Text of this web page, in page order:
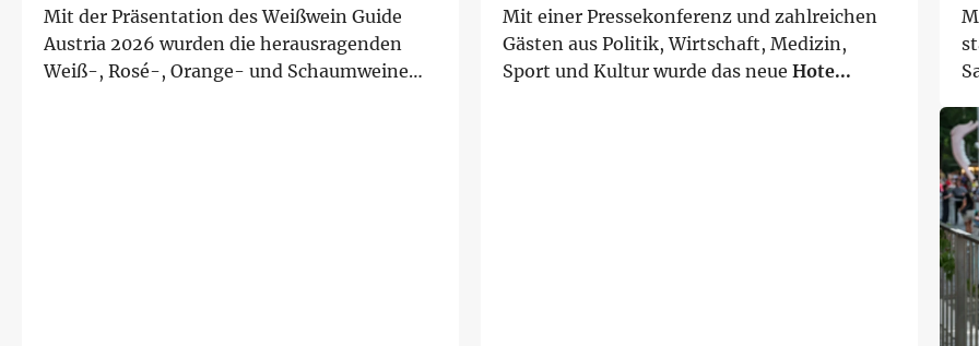
Mit der Präsentation des Weißwein Guide
Austria 2026 wurden die herausragenden
Weiß-, Rosé-, Orange- und Schaumweine
Mit einer Pressekonferenz und zahlreichen
Gästen aus Politik, Wirtschaft, Medizin,
Sport und Kultur wurde das neue Hote...